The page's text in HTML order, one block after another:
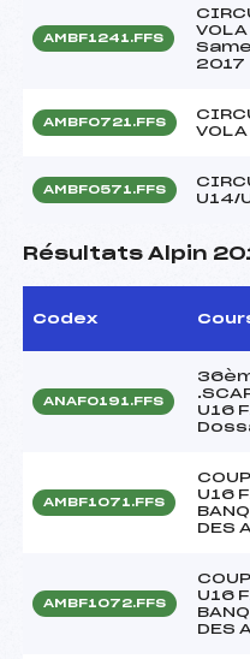
AMBF1241.FFS
2017
AMBF0721.FFS
VOLA
AMBF0571.FFS
U14/
Résultats Alpin
Codex
ANAF0191.FFS
U16
AMBF1071.FFS
U16
DES
AMBF1072.FFS
U16
DES